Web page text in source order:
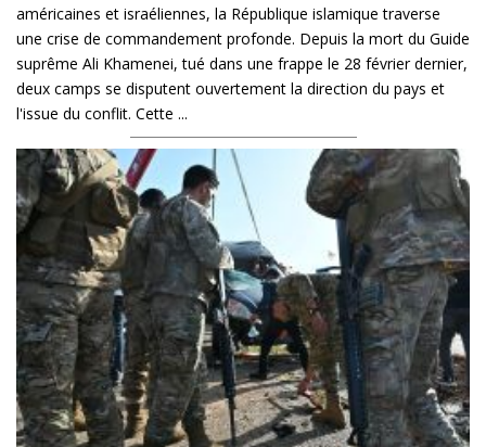
américaines et israéliennes, la République islamique traverse
une crise de commandement profonde. Depuis la mort du Guide
suprême Ali Khamenei, tué dans une frappe le 28 février dernier,
deux camps se disputent ouvertement la direction du pays et
l'issue du conflit. Cette ...